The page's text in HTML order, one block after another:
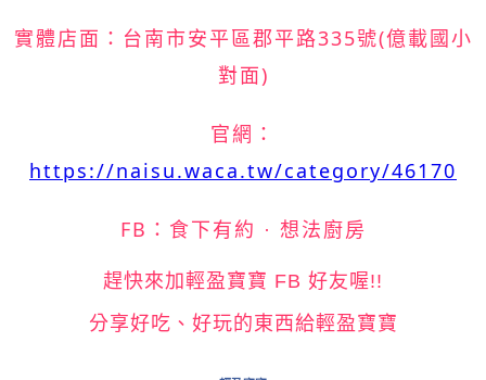
實體店面：台南市安平區郡平路335號(億載國小
對面)
官網：
https://naisu.waca.tw/category/46170
FB： 食下有約 · 想法廚房
趕快來加輕盈寶寶 FB 好友喔!!
分享好吃、好玩的東西給輕盈寶寶